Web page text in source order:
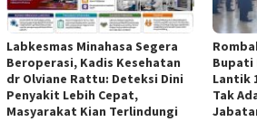
Labkesmas Minahasa Segera
Beroperasi, Kadis Kesehatan
dr Olviane Rattu: Deteksi Dini
Penyakit Lebih Cepat,
Masyarakat Kian Terlindungi
Bupati
Lantik
Tak